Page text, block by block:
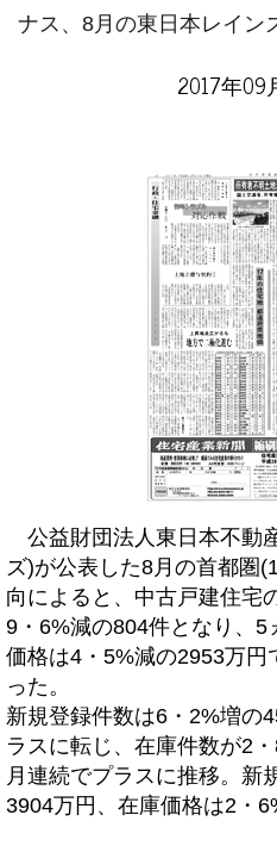
ナス、8月の東日本レイン
2017年09
公益財団法人東日本不動
ズ)が公表した8月の首都圏
向によると、中古戸建住宅
9・6%減の804件となり、5
価格は4・5%減の2953万円
った。
新規登録件数は6・2%増の
ラスに転じ、在庫件数が2
月連続でプラスに推移。新
3904万円、在庫価格は2・